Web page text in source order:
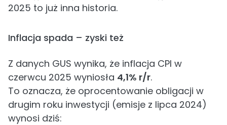
2025 to już inna historia.
Inflacja spada – zyski też
Z danych GUS wynika, że inflacja CPI w
czerwcu 2025 wyniosła 4,1% r/r.
To oznacza, że oprocentowanie obligacji w
drugim roku inwestycji (emisje z lipca 2024)
wynosi dziś: